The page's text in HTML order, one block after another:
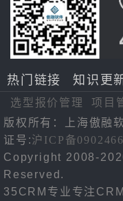
热门链接 知识更
选型报价管理 项目
版权所有：上海傲融
证号:沪ICP备
Copyright 2008-
Reserved.
35CRM专业专注